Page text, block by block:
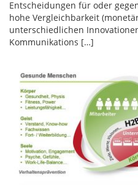
Entscheidungen für oder
hohe Vergleichbarkeit
unterschiedlichen
Kommunikations […]